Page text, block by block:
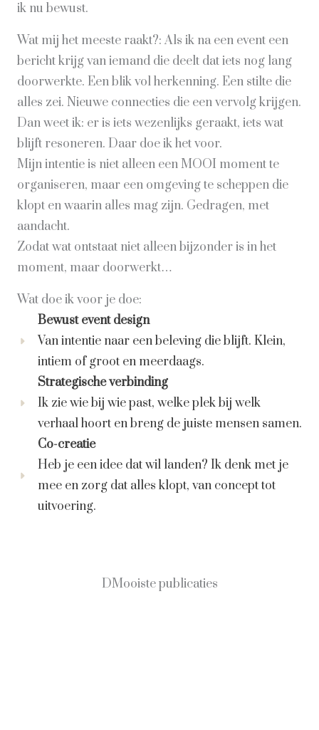
ik nu bewust.
Wat mij het meeste raakt?: Als ik na een event een
bericht krijg van iemand die deelt dat iets nog lang
doorwerkte. Een blik vol herkenning. Een stilte die
alles zei. Nieuwe connecties die een vervolg krijgen.
Dan weet ik: er is iets wezenlijks geraakt, iets wat
blijft resoneren. Daar doe ik het voor.
Mijn intentie is niet alleen een MOOI moment te
organiseren, maar een omgeving te scheppen die
klopt en waarin alles mag zijn. Gedragen, met
aandacht.
Zodat wat ontstaat niet alleen bijzonder is in het
moment, maar doorwerkt…
Wat doe ik voor je doe:
Bewust event design
Van intentie naar een beleving die blijft. Klein,
intiem of groot en meerdaags.
Strategische verbinding
Ik zie wie bij wie past, welke plek bij welk
verhaal hoort en breng de juiste mensen samen.
Co-creatie
Heb je een idee dat wil landen? Ik denk met je
mee en zorg dat alles klopt, van concept tot
uitvoering.
DMooiste publicaties